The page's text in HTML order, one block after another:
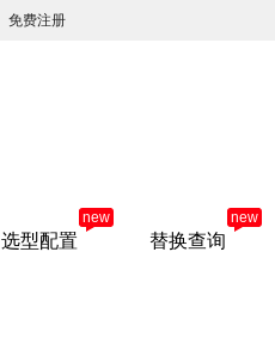
免费注册
选型配置
new
替换查询
new